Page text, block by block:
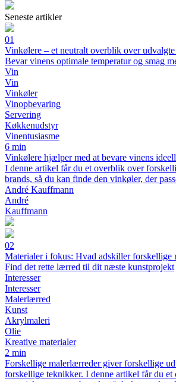
Seneste artikler
01
Vinkølere – et neutralt overblik over
Bevar vinens optimale temperatur og smag
Vin
Vin
Vinkøler
Vinopbevaring
Servering
Køkkenudstyr
Vinentusiasme
6 min
Vinkølere hjælper med at bevare vinens
I denne artikel får du et overblik over
brands, så du kan finde den vinkøler, der
André Kauffmann
André
Kauffmann
02
Materialer i fokus: Hvad adskiller forskellige
Find det rette lærred til dit næste kunstprojekt
Interesser
Interesser
Malerlærred
Kunst
Akrylmaleri
Olie
Kreative materialer
2 min
Forskellige malerlærreder giver forskellige
forskellige teknikker. I denne artikel får du